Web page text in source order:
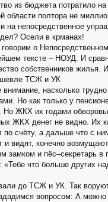
из бюджета потратило
области полтора не
на непосредственное
Осели в крманах!
о
тексте – НОУД. И
собственников
ТСЖ и УК
внимание, насколько
Но как только у
Но ЖКХ их годами
ЖКХ денег не видно. Их
по счёту, а дальше что с
и видят, конечно
замком и пёс–секретарь
«Тебе что больше других
до ТСЖ и УК. Так
вопросом: А